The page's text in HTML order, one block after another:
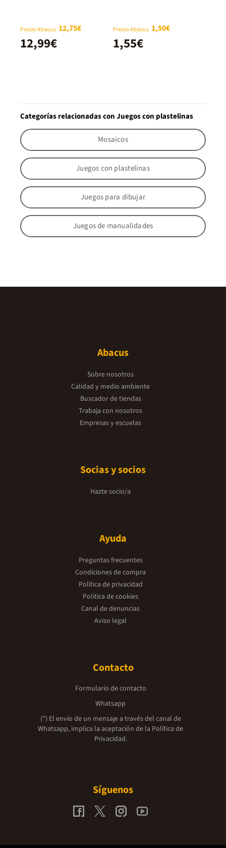
Precio Abacus 12,75€
12,99€
Precio Abacus 1,50€
1,55€
Categorías relacionadas con Juegos con plastelinas
Mosaicos
Juegos con plastelinas
Juegos para dibujar
Juegos de manualidades
Abacus
Sobre nosotros
Calidad y medio ambiente
Buscador de tiendas
Trabaja con nosotros
Empresas y escuelas
Socias y socios
Hazte socio/a
Ayuda
Preguntas frecuentes
Condiciones de compra
Política de privacidad
Política de cookies
Canal de denuncias
Aviso legal
Contacto
Formulario de contacto
Whatsapp
(*) El envío de un mensaje a través del canal de
Whatsapp, implica la aceptación de la Política de
Privacidad.
Síguenos